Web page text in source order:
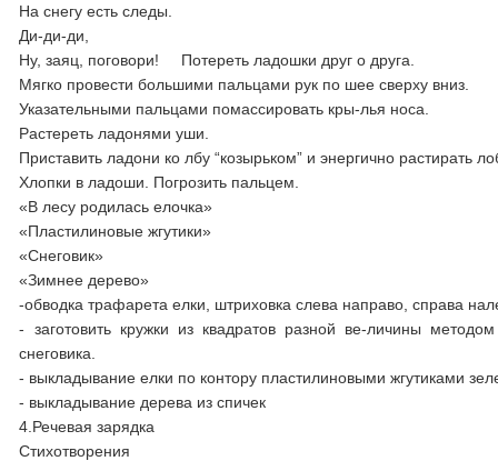
На снегу есть следы.
Ди-ди-ди,
Ну, заяц, поговори! Потереть ладошки друг о друга.
Мягко провести большими пальцами рук по шее сверху вниз.
Указательными пальцами помассировать кры-лья носа.
Растереть ладонями уши.
Приставить ладони ко лбу “козырьком” и энергично растирать
Хлопки в ладоши. Погрозить пальцем.
«В лесу родилась елочка»
«Пластилиновые жгутики»
«Снеговик»
«Зимнее дерево»
-обводка трафарета елки, штриховка слева направо, справа
- заготовить кружки из квадратов разной ве-личины
снеговика.
- выкладывание елки по контору пластилиновыми жгутиками
- выкладывание дерева из спичек
4.Речевая зарядка
Стихотворения